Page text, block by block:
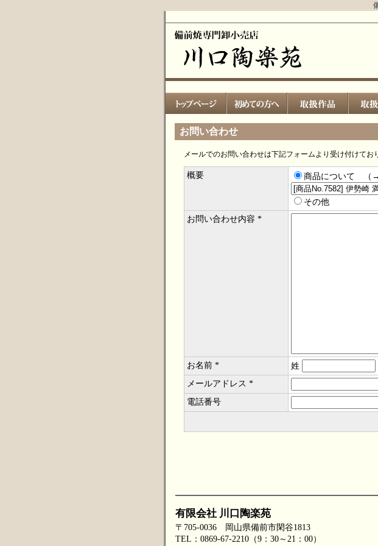
お問い合わせ
メールでのお問い合わせは下記フォームより受け付けてお
概要
商品について （
その他
お問い合わせ内容 *
お名前 * 姓
メールアドレス *
電話番号
有限会社 川口陶楽苑
〒705-0036 岡山県備前市閑谷1813
TEL：0869-67-2210（9：30～21：00）